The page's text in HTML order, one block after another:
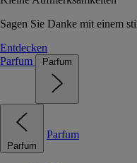
Sagen Sie Danke mit einem
Entdecken
Parfum
Parfum
Parfum
Parfum